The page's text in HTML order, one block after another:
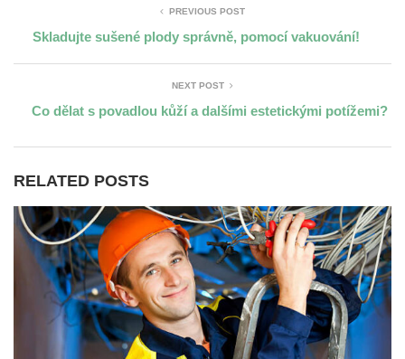
PREVIOUS POST
Skladujte sušené plody správně, pomocí vakuování!
NEXT POST
Co dělat s povadlou kůží a dalšími estetickými potížemi?
RELATED POSTS